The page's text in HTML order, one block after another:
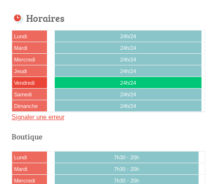
Horaires
Lundi
24h/24
Mardi
24h/24
Mercredi
24h/24
Jeudi
24h/24
Vendredi
24h/24
Samedi
24h/24
Dimanche
24h/24
Signaler une erreur
Boutique
Lundi
7h30 - 20h
Mardi
7h30 - 20h
Mercredi
7h30 - 20h